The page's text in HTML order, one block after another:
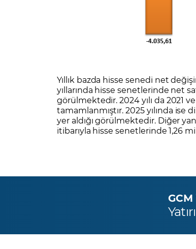
Yıllık bazda hisse senedi net
yıllarında hisse senetlerinde net
görülmektedir. 2024 yılı da 2021
tamamlanmıştır. 2025 yılında ise
yer aldığı görülmektedir. Diğer
itibarıyla hisse senetlerinde 1,26